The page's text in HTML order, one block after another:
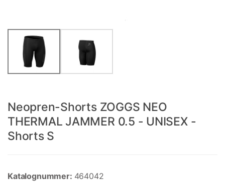
Neopren-Shorts ZOGGS NEO
THERMAL JAMMER 0.5 - UNISEX -
Shorts S
Katalognummer: 464042